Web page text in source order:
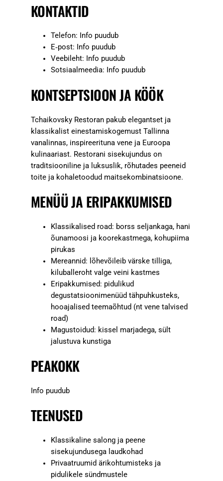
KONTAKTID
Telefon: Info puudub
E‑post: Info puudub
Veebileht: Info puudub
Sotsiaalmeedia: Info puudub
KONTSEPTSIOON JA KÖÖK
Tchaikovsky Restoran pakub elegantset ja
klassikalist einestamiskogemust Tallinna
vanalinnas, inspireerituna vene ja Euroopa
kulinaariast. Restorani sisekujundus on
traditsiooniline ja luksuslik, rõhutades peeneid
toite ja kohaletoodud maitsekombinatsioone.
MENÜÜ JA ERIPAKKUMISED
Klassikalised road: borss seljankaga, hani
õunamoosi ja koorekastmega, kohupiima
pirukas
Mereannid: lõhevõileib värske tilliga,
kiluballeroht valge veini kastmes
Eripakkumised: pidulikud
degustatsioonimenüüd tähpuhkusteks,
hooajalised teemaõhtud (nt vene talvised
road)
Magustoidud: kissel marjadega, sült
jalustuva kunstiga
PEAKOKK
Info puudub
TEENUSED
Klassikaline salong ja peene
sisekujundusega laudkohad
Privaatruumid ärikohtumisteks ja
pidulikele sündmustele